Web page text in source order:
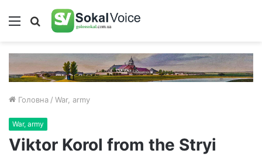
Меню Пошук
Головна / War, army
War, army
Viktor Korol from the Stryi